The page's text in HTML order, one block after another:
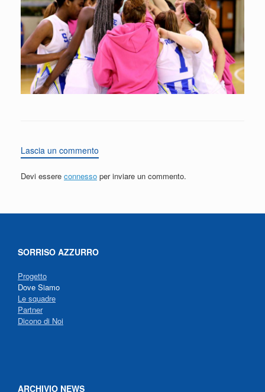
Lascia un commento
Devi essere connesso per inviare un commento.
SORRISO AZZURRO
Progetto
Dove Siamo
Le squadre
Partner
Dicono di Noi
ARCHIVIO NEWS